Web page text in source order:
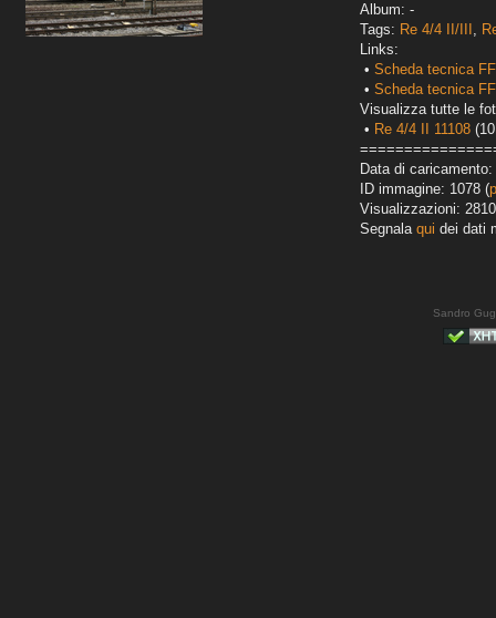
Album: -
Tags: Re 4/4 II/III ,
Links:
• Scheda tecnica
• Scheda tecnica
Visualizza tutte le
• Re 4/4 II 11108
Data di caricamento:
ID immagine: 1078 (
Visualizzazioni: 2810
Segnala qui dei dati
Sandro